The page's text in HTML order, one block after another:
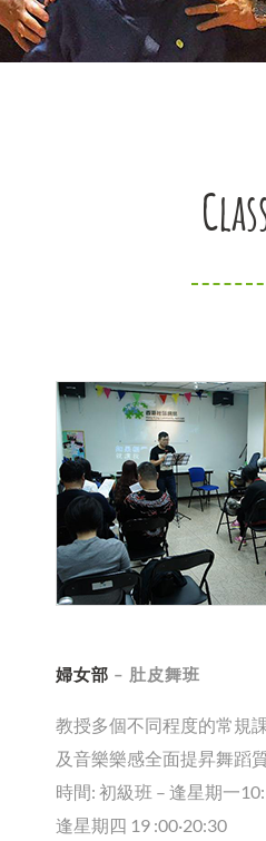
婦女部 – 肚皮舞班
教授多個不同程度的常規
及音樂樂感全面提昇舞蹈
時間: 初級班 – 逢星期一
逢星期四 19 :00·20:30